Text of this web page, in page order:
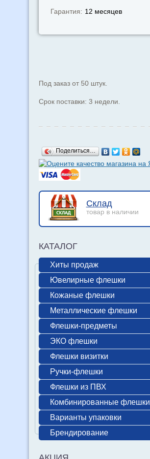
Гарантия: 12 месяцев
Под заказ от 50 штук.
Срок поставки: 3 недели.
Поделиться…
Склад
товар в наличии
КАТАЛОГ
Хиты продаж
Ювелирные флешки
Кожаные флешки
Металлические флешки
Флешки-предметы
ЭКО флешки
Флешки визитки
Ручки-флешки
Флешки из ПВХ
Комбинированные флешки
Варианты упаковки
Брендирование